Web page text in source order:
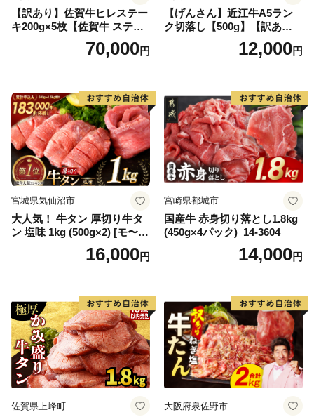
【訳あり】佐賀牛ヒレステー
キ200g×5枚【佐賀牛 ステー
キ ブランド肉 ヒレ肉 フィレ
肉 ジューシー ヘルシー】(H0
70,000円
【げんさん】近江牛A5ラン
ク切落し【500g】【訳あり】
12,000円
宮城県気仙沼市
大人気！ 牛タン 厚切り牛タ
ン 塩味 1kg (500g×2) [モ〜ラ
ンド 宮城県 気仙沼市 205646
60] 肉 牛肉 精肉 牛たん 牛タ
厚切り タン
16,000円
宮崎県都城市
国産牛 赤身切り落とし1.8kg
(450g×4パック)_14-3604
14,000円
佐賀県上峰町 大阪府泉佐野市